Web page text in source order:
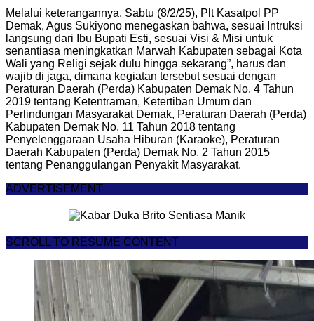
Melalui keterangannya, Sabtu (8/2/25), Plt Kasatpol PP
Demak, Agus Sukiyono menegaskan bahwa, sesuai Intruksi
langsung dari Ibu Bupati Esti, sesuai Visi & Misi untuk
senantiasa meningkatkan Marwah Kabupaten sebagai Kota
Wali yang Religi sejak dulu hingga sekarang”, harus dan
wajib di jaga, dimana kegiatan tersebut sesuai dengan
Peraturan Daerah (Perda) Kabupaten Demak No. 4 Tahun
2019 tentang Ketentraman, Ketertiban Umum dan
Perlindungan Masyarakat Demak, Peraturan Daerah (Perda)
Kabupaten Demak No. 11 Tahun 2018 tentang
Penyelenggaraan Usaha Hiburan (Karaoke), Peraturan
Daerah Kabupaten (Perda) Demak No. 2 Tahun 2015
tentang Penanggulangan Penyakit Masyarakat.
ADVERTISEMENT
SCROLL TO RESUME CONTENT